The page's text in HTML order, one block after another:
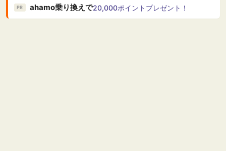
PR ahamo乗り換えで20,000ポイントプレゼント！